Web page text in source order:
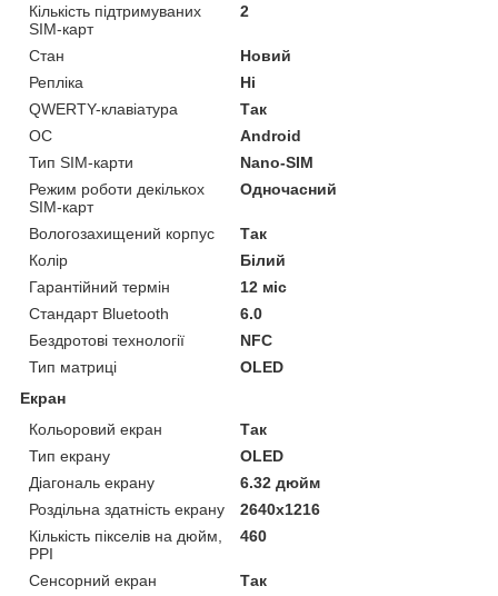
Кількість підтримуваних
SIM-карт
2
Стан
Новий
Репліка
Ні
QWERTY-клавіатура
Так
ОС
Android
Тип SIM-карти
Nano-SIM
Режим роботи декількох
SIM-карт
Одночасний
Вологозахищений корпус
Так
Колір
Білий
Гарантійний термін
12 міс
Стандарт Bluetooth
6.0
Бездротові технології
NFC
Тип матриці
OLED
Екран
Кольоровий екран
Так
Тип екрану
OLED
Діагональ екрану
6.32 дюйм
Роздільна здатність екрану
2640x1216
Кількість пікселів на дюйм,
PPI
460
Сенсорний екран
Так